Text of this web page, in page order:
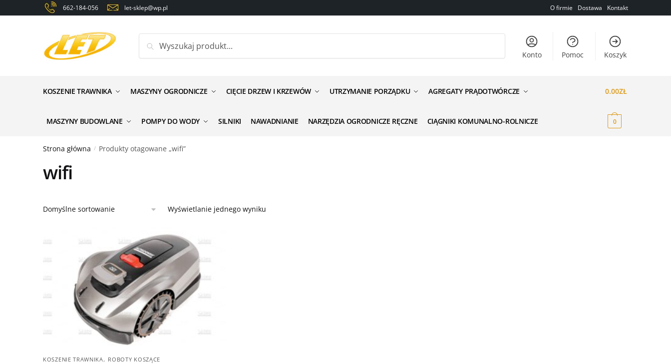
to
to
662-184-056 let-sklep@wp.pl O firmie Dostawa Kontakt
Konto
Pomoc Koszyk
KOSZENIE TRAWNIKA MASZYNY OGRODNICZE CIĘCIE DRZEW I KRZEWÓW UTRZYMANIE PORZĄDKU AGREGATY PRĄDOTWÓRCZE
MASZYNY BUDOWLANE POMPY DO WODY SILNIKI NAWADNIANIE NARZĘDZIA OGRODNICZE RĘCZNE CIĄGNIKI KOMUNALNO-ROLNICZE
0.00ZŁ
0
Strona główna / Produkty otagowane „wifi”
wifi
Wyświetlanie jednego wyniku
KOSZENIE TRAWNIKA, ROBOTY KOSZĄCE